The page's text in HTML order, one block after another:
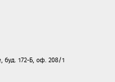
буд. 172-Б, оф. 208/1